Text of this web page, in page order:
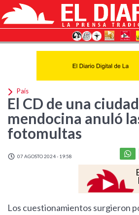
País
El CD de una ciudad
mendocina anuló
fotomultas
07 AGOSTO 2024 - 19:58
Los cuestionamientos surgieron